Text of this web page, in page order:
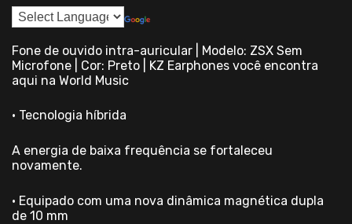
Fone de ouvido intra-auricular | Modelo: ZSX Sem
Microfone | Cor: Preto | KZ Earphones você encontra
aqui na World Music
• Tecnologia híbrida
A energia de baixa frequência se fortaleceu
novamente.
• Equipado com uma nova dinâmica magnética dupla
de 10 mm